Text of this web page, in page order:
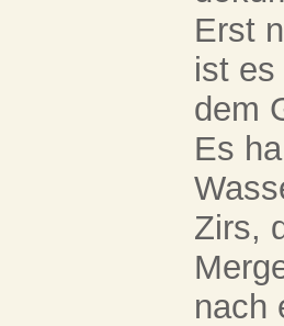
Erst
ist
dem
Es
Zirs,
nach